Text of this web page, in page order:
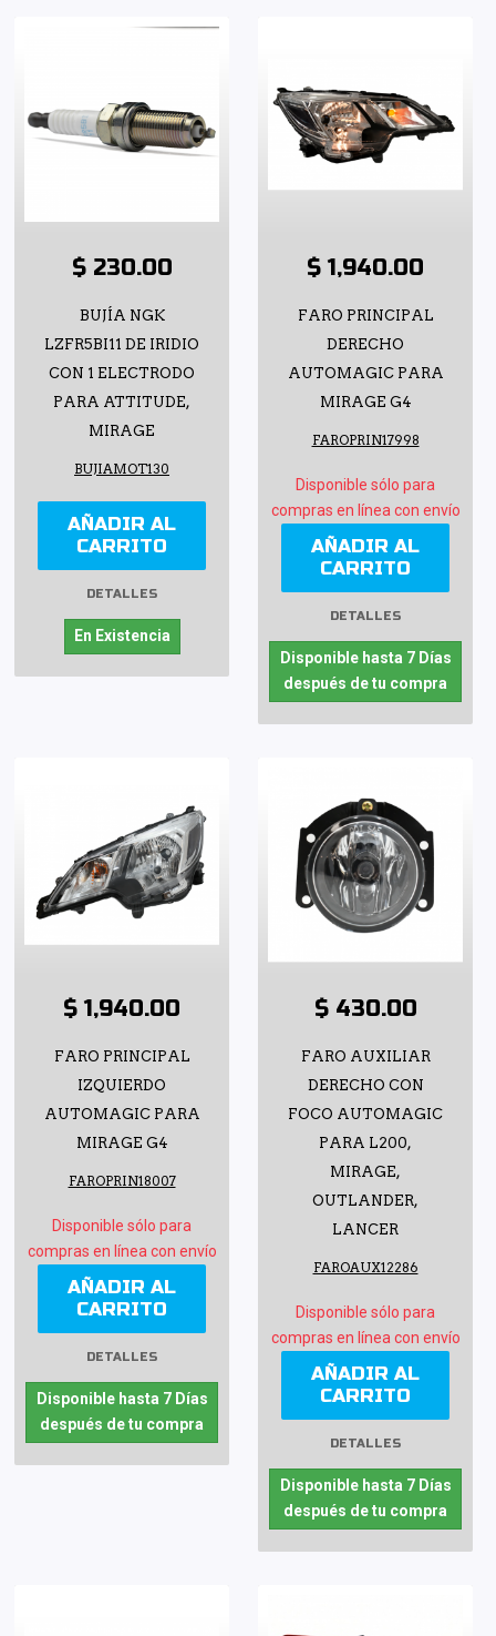
$ 230.00
BUJÍA NGK
LZFR5BI11 DE IRIDIO
CON 1 ELECTRODO
PARA ATTITUDE,
MIRAGE
BUJIAMOT130
AÑADIR AL
CARRITO
DETALLES
En Existencia
$ 1,940.00
FARO PRINCIPAL
DERECHO
AUTOMAGIC PARA
MIRAGE G4
FAROPRIN17998
Disponible sólo para
compras en línea con envío
AÑADIR AL
CARRITO
DETALLES
Disponible hasta 7 Días
después de tu compra
$ 1,940.00
FARO PRINCIPAL
IZQUIERDO
AUTOMAGIC PARA
MIRAGE G4
FAROPRIN18007
Disponible sólo para
compras en línea con envío
AÑADIR AL
CARRITO
DETALLES
Disponible hasta 7 Días
después de tu compra
$ 430.00
FARO AUXILIAR
DERECHO CON
FOCO AUTOMAGIC
PARA L200,
MIRAGE,
OUTLANDER,
LANCER
FAROAUX12286
Disponible sólo para
compras en línea con envío
AÑADIR AL
CARRITO
DETALLES
Disponible hasta 7 Días
después de tu compra